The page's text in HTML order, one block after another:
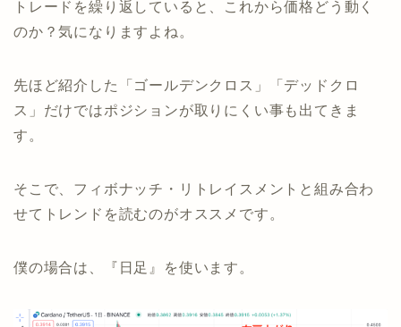
トレードを繰り返していると、これから価格どう動く
のか？気になりますよね。
先ほど紹介した「ゴールデンクロス」「デッドクロ
ス」だけではポジションが取りにくい事も出てきま
す。
そこで、フィボナッチ・リトレイスメントと組み合わ
せてトレンドを読むのがオススメです。
僕の場合は、『日足』を使います。